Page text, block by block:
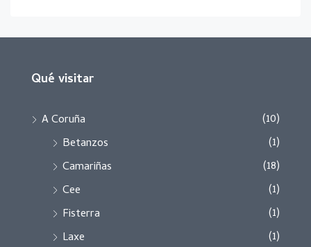
Qué visitar
A Coruña
(10)
Betanzos
(1)
Camariñas
(18)
Cee
(1)
Fisterra
(1)
Laxe
(1)